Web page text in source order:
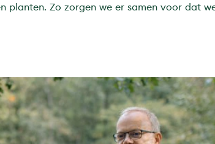
Zo zorgen we er samen voor dat